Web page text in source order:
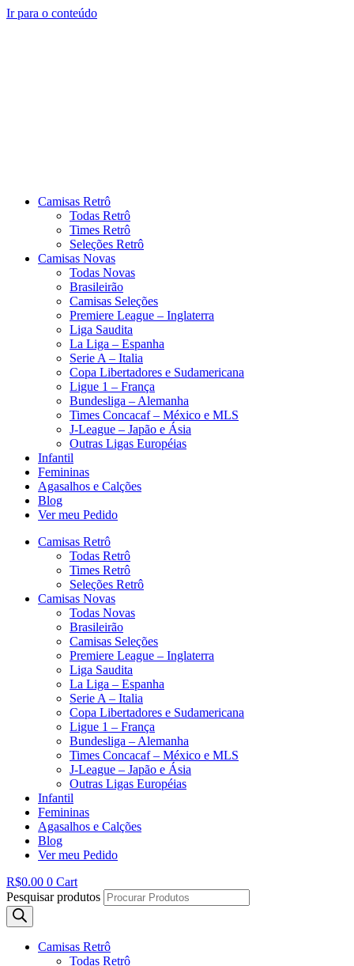
Ir para o conteúdo
Camisas Retrô
Todas Retrô
Times Retrô
Seleções Retrô
Camisas Novas
Todas Novas
Brasileirão
Camisas Seleções
Premiere League – Inglaterra
Liga Saudita
La Liga – Espanha
Serie A – Italia
Copa Libertadores e Sudamericana
Ligue 1 – França
Bundesliga – Alemanha
Times Concacaf – México e MLS
J-League – Japão e Ásia
Outras Ligas Européias
Infantil
Femininas
Agasalhos e Calções
Blog
Ver meu Pedido
Camisas Retrô
Todas Retrô
Times Retrô
Seleções Retrô
Camisas Novas
Todas Novas
Brasileirão
Camisas Seleções
Premiere League – Inglaterra
Liga Saudita
La Liga – Espanha
Serie A – Italia
Copa Libertadores e Sudamericana
Ligue 1 – França
Bundesliga – Alemanha
Times Concacaf – México e MLS
J-League – Japão e Ásia
Outras Ligas Européias
Infantil
Femininas
Agasalhos e Calções
Blog
Ver meu Pedido
R$0.00 0 Cart
Pesquisar produtos
Camisas Retrô
Todas Retrô